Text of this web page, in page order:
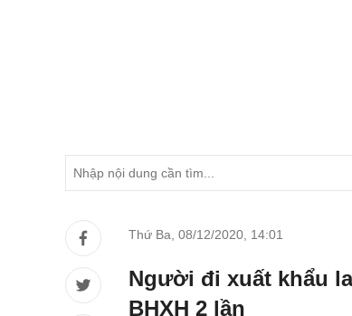
Thứ Ba, 08/12/2020 14:01
Người đi xuất khẩu
BHXH 2 lần